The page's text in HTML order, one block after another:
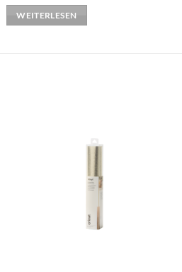
WEITERLESEN